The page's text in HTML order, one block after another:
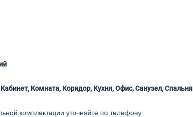
Комната, Коридор, Кухня, Офис, Санузел, Спальня
комплектации уточняйте по телефону